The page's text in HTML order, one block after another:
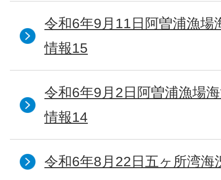
令和6年9月11日阿曽浦漁場
情報15
令和6年9月2日阿曽浦漁場
情報14
令和6年8月22日五ヶ所湾海